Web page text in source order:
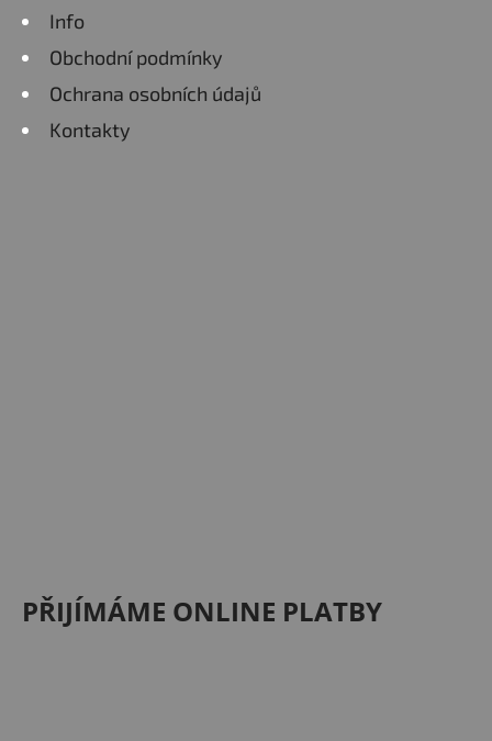
Info
Obchodní podmínky
Ochrana osobních údajů
Kontakty
PŘIJÍMÁME ONLINE PLATBY